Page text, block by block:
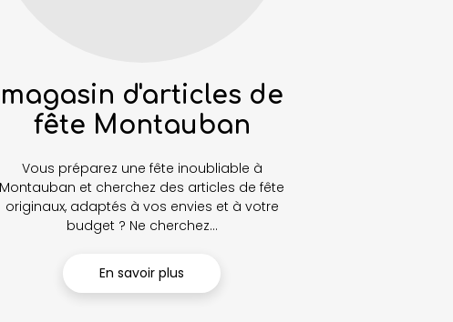
magasin d'articles de
fête Montauban
Vous préparez une fête inoubliable à
Montauban et cherchez des articles de fête
originaux, adaptés à vos envies et à votre
budget ? Ne cherchez...
En savoir plus